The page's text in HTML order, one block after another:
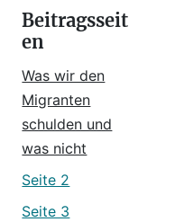
Beitragsseit
en
Was wir den
Migranten
schulden und
was nicht
Seite 2
Seite 3